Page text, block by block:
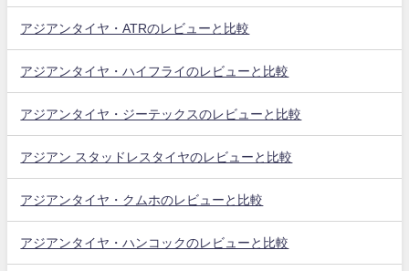
アジアンタイヤ・ATRのレビューと比較
アジアンタイヤ・ハイフライのレビューと比較
アジアンタイヤ・ジーテックスのレビューと比較
アジアン スタッドレスタイヤのレビューと比較
アジアンタイヤ・クムホのレビューと比較
アジアンタイヤ・ハンコックのレビューと比較